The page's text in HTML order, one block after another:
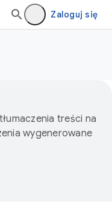
Zaloguj się
treści na
wygenerowane